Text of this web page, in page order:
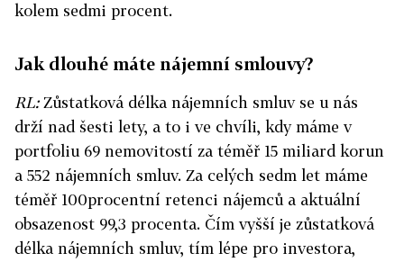
kolem sedmi procent.
Jak dlouhé máte nájemní smlouvy?
RL:Zůstatková délka nájemních smluv se u nás
drží nad šesti lety, a to i ve chvíli, kdy máme v
portfoliu 69 nemovitostí za téměř 15 miliard korun
a 552 nájemních smluv. Za celých sedm let máme
téměř 100procentní retenci nájemců a aktuální
obsazenost 99,3 procenta. Čím vyšší je zůstatková
délka nájemních smluv, tím lépe pro investora,